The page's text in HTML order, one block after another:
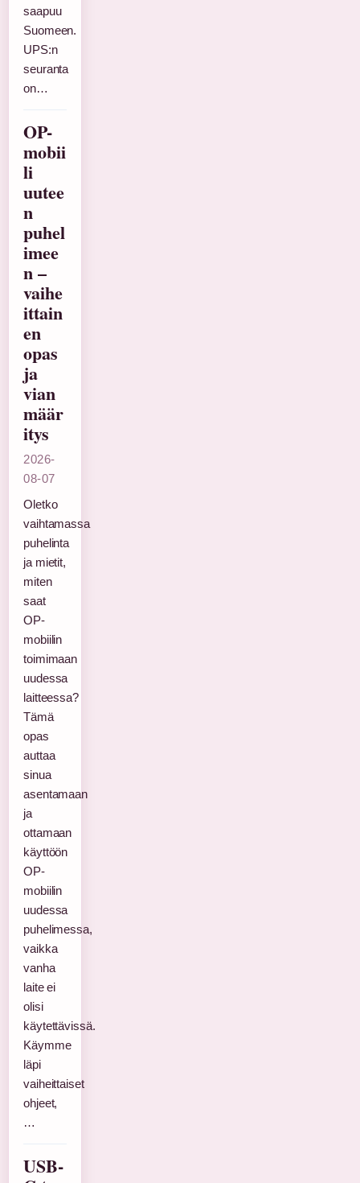
saapuu
Suomeen.
UPS:n
seuranta
on…
OP-
mobii
li
uutee
n
puhel
imee
n –
vaihe
ittain
en
opas
ja
vian
määr
itys
2026-
08-07
Oletko
vaihtamassa
puhelinta
ja mietit,
miten
saat
OP-
mobiilin
toimimaan
uudessa
laitteessa?
Tämä
opas
auttaa
sinua
asentamaan
ja
ottamaan
käyttöön
OP-
mobiilin
uudessa
puhelimessa,
vaikka
vanha
laite ei
olisi
käytettävissä.
Käymme
läpi
vaiheittaiset
ohjeet,
…
USB-